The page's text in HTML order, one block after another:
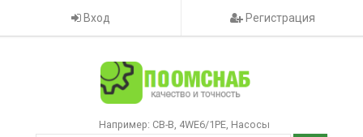
Вход Регистрация
Например: CB-B 4WE6/1РЕ Насосы